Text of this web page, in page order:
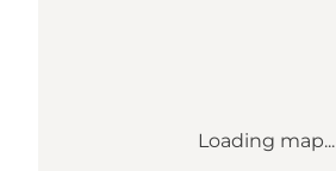
Loading map...